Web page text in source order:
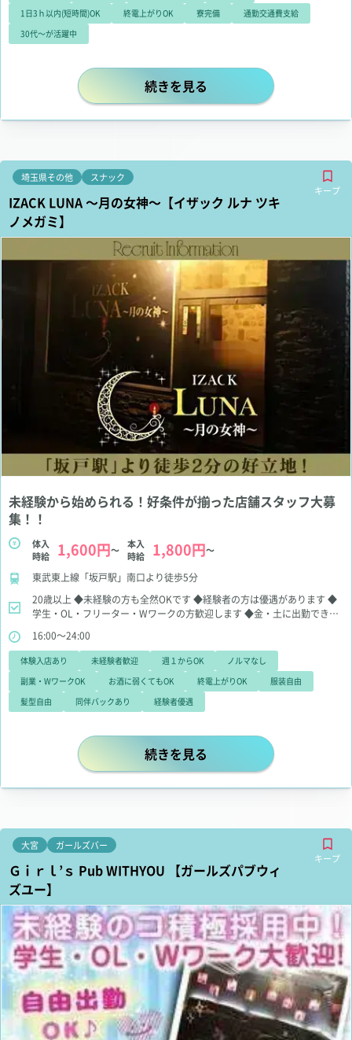
1日3ｈ以内(短時間)OK
終電上がりOK 寮完備
通勤交通費支給
30代～が活躍中
無料レンタルドレス10種以上！未
続きを見る
埼玉県その他
スナック
キープ
IZACK LUNA ～月の女神～【イザック ルナ ツキ
ノメガミ】
未経験から始められる！好条件が揃った店舗スタッフ大募
集！！
体入
時給
1,600円～
本入
時給
1,800円～
東武東上線「坂戸駅」南口より徒歩5分
20歳以上 ◆未経験の方も全然OKです ◆経験者の方は優遇があります ◆
学生・OL・フリーター・Wワークの方歓迎します ◆金・土に出勤できる
16:00～24:00
体験入店あり 未経験者歓迎 週１からOK
ノルマなし
副業・WワークOK
お酒に弱くてもOK 終電上がりOK
服装自由
髪型自由
同伴バックあり 経験者優遇
未経験から始められる！好条件が
続きを見る
大宮
ガールズバー
キープ
Ｇｉｒｌ’ｓ Pub WITHYOU 【ガールズパブウィ
ズユー】